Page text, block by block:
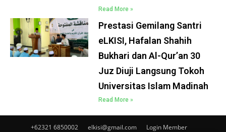
Read More »
Prestasi Gemilang Santri
eLKISI, Hafalan Shahih
Bukhari dan Al-Qur’an 30
Juz Diuji Langsung Tokoh
Universitas Islam Madinah
Read More »
+62321 6850002 elkisi@gmail.com Login Member